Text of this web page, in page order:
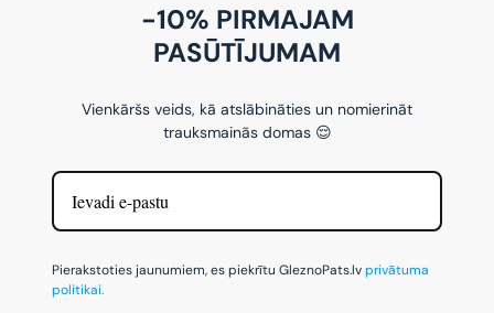
-10% PIRMAJAM
PASŪTĪJUMAM
Vienkāršs veids, kā atslābināties un nomierināt
trauksmainās domas 😌
Pierakstoties jaunumiem, es piekrītu GleznoPats.lvprivātuma
politikai.